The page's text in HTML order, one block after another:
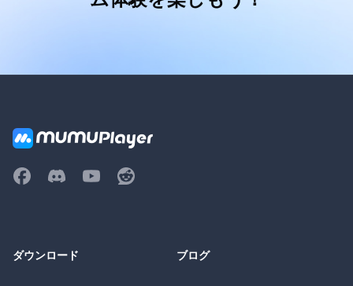
ダウンロード ブログ